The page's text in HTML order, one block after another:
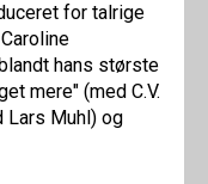
for talrige
hans største
mere" (med C.V.
Lars Muhl) og